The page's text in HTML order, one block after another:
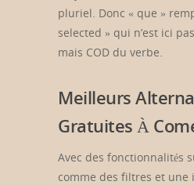
pluriel. Donc « que »
selected » qui n’est ici
mais COD du verbe.
Meilleurs
Gratuites À
Avec des fonctionnalités
comme des filtres et une